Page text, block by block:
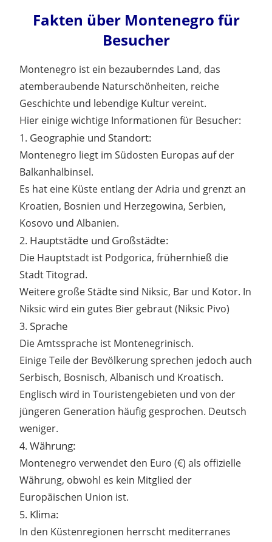
Fakten über Montenegro für
Besucher
Montenegro ist ein bezauberndes Land, das
atemberaubende Naturschönheiten, reiche
Geschichte und lebendige Kultur vereint.
Hier einige wichtige Informationen für Besucher:
1. Geographie und Standort:
Montenegro liegt im Südosten Europas auf der
Balkanhalbinsel.
Es hat eine Küste entlang der Adria und grenzt an
Kroatien, Bosnien und Herzegowina, Serbien,
Kosovo und Albanien.
2. Hauptstädte und Großstädte:
Die Hauptstadt ist Podgorica, frühernhieß die
Stadt Titograd.
Weitere große Städte sind Niksic, Bar und Kotor. In
Niksic wird ein gutes Bier gebraut (Niksic Pivo)
3. Sprache
Die Amtssprache ist Montenegrinisch.
Einige Teile der Bevölkerung sprechen jedoch auch
Serbisch, Bosnisch, Albanisch und Kroatisch.
Englisch wird in Touristengebieten und von der
jüngeren Generation häufig gesprochen. Deutsch
weniger.
4. Währung:
Montenegro verwendet den Euro (€) als offizielle
Währung, obwohl es kein Mitglied der
Europäischen Union ist.
5. Klima:
In den Küstenregionen herrscht mediterranes